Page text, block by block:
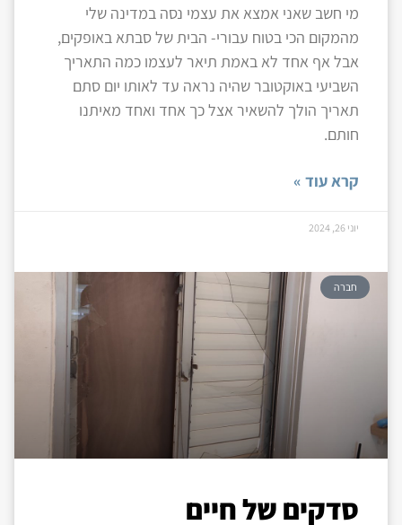
מי חשב שאני אמצא את עצמי נסה במדינה שלי
מהמקום הכי בטוח עבורי- הבית של סבתא באופקים,
אבל אף אחד לא באמת תיאר לעצמו כמה התאריך
השביעי באוקטובר שהיה נראה עד לאותו יום סתם
תאריך הולך להשאיר אצל כך אחד ואחד מאיתנו
חותם.
קרא עוד »
יוני 26, 2024
חברה
סדקים של חיים